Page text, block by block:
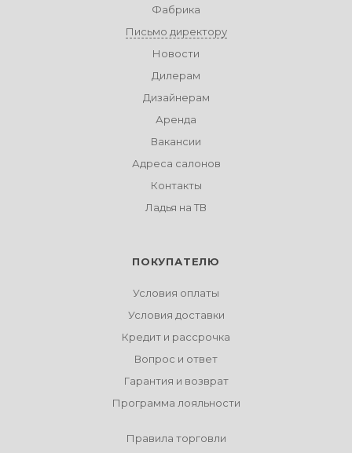
Фабрика
Письмо директору
Новости
Дилерам
Дизайнерам
Аренда
Вакансии
Адреса салонов
Контакты
Ладья на ТВ
ПОКУПАТЕЛЮ
Условия оплаты
Условия доставки
Кредит и рассрочка
Вопрос и ответ
Гарантия и возврат
Программа лояльности
Правила торговли